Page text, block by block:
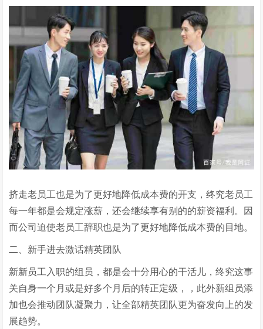
挤走老员工也是为了更好地降低成本费的开支，终究老员工
每一年都是会规定涨薪，还会继续享有别的的薪资福利。因
而公司迫使老员工辞职也是为了更好地降低成本费的目地。
二、新手进去激话精英团队
新新员工入职的组员，都是会十分用心的干活儿，终究这事
关自身一个月或是好多个月后的转正定级，，此外新组员添
加也会推动团队凝聚力，让全部精英团队更为奋发向上的发
展趋势。